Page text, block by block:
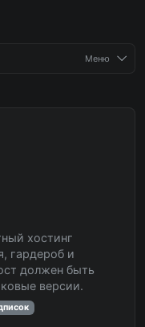
Меню
хостинг
гардероб и
должен быть
версии.